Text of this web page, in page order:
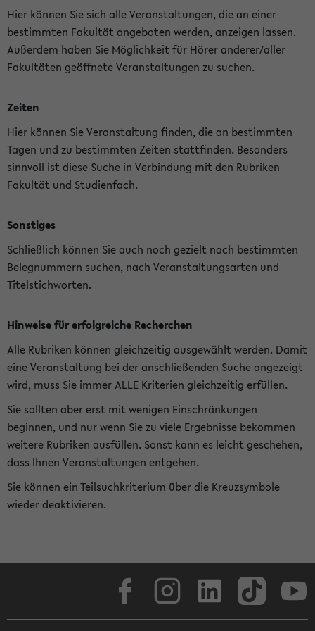
Hier können Sie sich alle Veranstaltungen, die an einer
bestimmten Fakultät angeboten werden, anzeigen lassen.
Außerdem haben Sie Möglichkeit für Hörer anderer/aller
Fakultäten geöffnete Veranstaltungen zu suchen.
Zeiten
Hier können Sie Veranstaltung finden, die an bestimmten
Tagen und zu bestimmten Zeiten stattfinden. Besonders
sinnvoll ist diese Suche in Verbindung mit den Rubriken
Fakultät und Studienfach.
Sonstiges
Schließlich können Sie auch noch gezielt nach bestimmten
Belegnummern suchen, nach Veranstaltungsarten und
Titelstichworten.
Hinweise für erfolgreiche Recherchen
Alle Rubriken können gleichzeitig ausgewählt werden. Damit
eine Veranstaltung bei der anschließenden Suche angezeigt
wird, muss Sie immer ALLE Kriterien gleichzeitig erfüllen.
Sie sollten aber erst mit wenigen Einschränkungen
beginnen, und nur wenn Sie zu viele Ergebnisse bekommen
weitere Rubriken ausfüllen. Sonst kann es leicht geschehen,
dass Ihnen Veranstaltungen entgehen.
Sie können ein Teilsuchkriterium über die Kreuzsymbole
wieder deaktivieren.